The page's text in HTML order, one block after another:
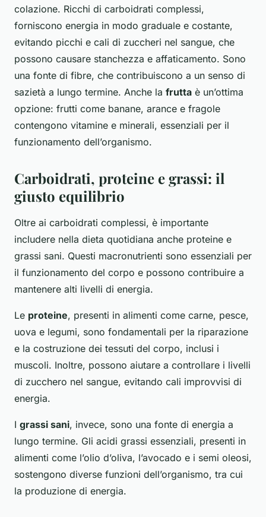
colazione. Ricchi di carboidrati complessi,
forniscono energia in modo graduale e costante,
evitando picchi e cali di zuccheri nel sangue, che
possono causare stanchezza e affaticamento. Sono
una fonte di fibre, che contribuiscono a un senso di
sazietà a lungo termine. Anche la frutta è un’ottima
opzione: frutti come banane, arance e fragole
contengono vitamine e minerali, essenziali per il
funzionamento dell’organismo.
Carboidrati, proteine e grassi: il
giusto equilibrio
Oltre ai carboidrati complessi, è importante
includere nella dieta quotidiana anche proteine e
grassi sani. Questi macronutrienti sono essenziali per
il funzionamento del corpo e possono contribuire a
mantenere alti livelli di energia.
Le proteine, presenti in alimenti come carne, pesce,
uova e legumi, sono fondamentali per la riparazione
e la costruzione dei tessuti del corpo, inclusi i
muscoli. Inoltre, possono aiutare a controllare i livelli
di zucchero nel sangue, evitando cali improvvisi di
energia.
I grassi sani, invece, sono una fonte di energia a
lungo termine. Gli acidi grassi essenziali, presenti in
alimenti come l’olio d’oliva, l’avocado e i semi oleosi,
sostengono diverse funzioni dell’organismo, tra cui
la produzione di energia.